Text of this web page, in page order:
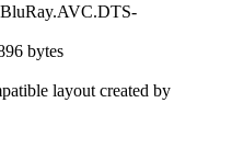
bytes
layout created by